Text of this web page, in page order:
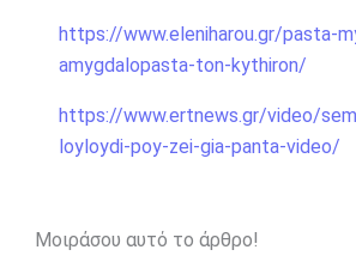
https://www.eleniharou.gr/pasta-
amygdalopasta-ton-kythiron/
https://www.ertnews.gr/video/
loyloydi-poy-zei-gia-panta-video/
Μοιράσου αυτό το άρθρο!